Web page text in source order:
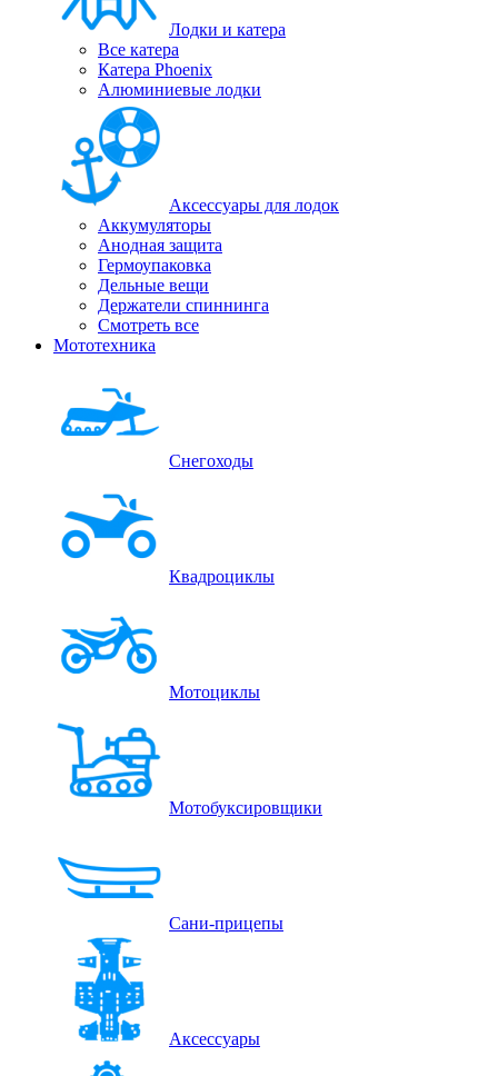
Лодки и катера
Все катера
Катера Phoenix
Алюминиевые лодки
Аксессуары для лодок
Аккумуляторы
Анодная защита
Гермоупаковка
Дельные вещи
Держатели спиннинга
Смотреть все
Мототехника
Снегоходы
Квадроциклы
Мотоциклы
Мотобуксировщики
Сани-прицепы
Аксессуары